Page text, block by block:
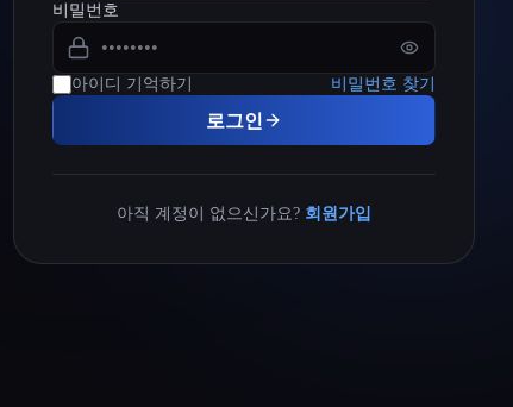
비밀번호
아이디 기억하기 비밀번호 찾기
로그인
아직 계정이 없으신가요? 회원가입